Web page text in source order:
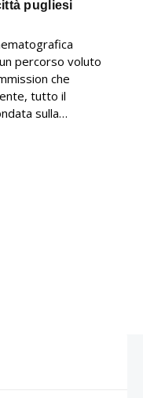
pugliesi
percorso voluto
che
tutto il
sulla…